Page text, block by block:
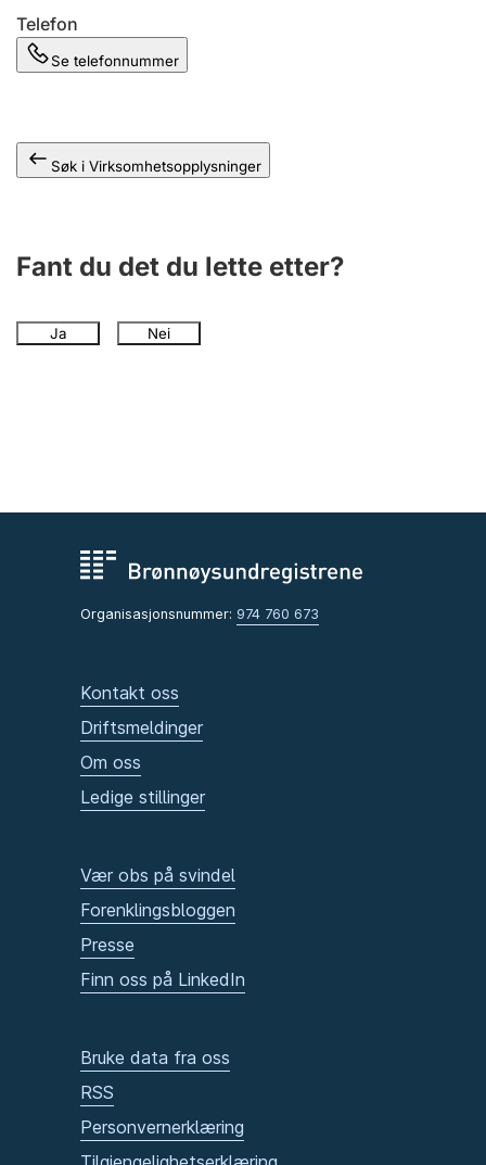
Telefon
Se telefonnummer
Søk i Virksomhetsopplysninger
Fant du det du lette etter?
Ja Nei
Organisasjonsnummer: 974 760 673
Kontakt oss
Driftsmeldinger
Om oss
Ledige stillinger
Vær obs på svindel
Forenklingsbloggen
Presse
Finn oss på LinkedIn
Bruke data fra oss
RSS
Personvernerklæring